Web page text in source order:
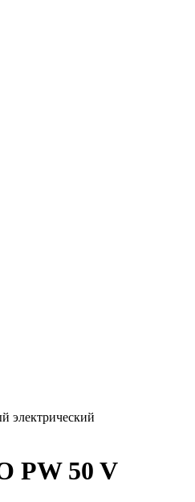
электрический
PW 50 V